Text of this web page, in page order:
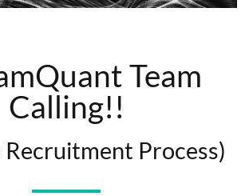
Team
Calling!!
Recruitment Process)